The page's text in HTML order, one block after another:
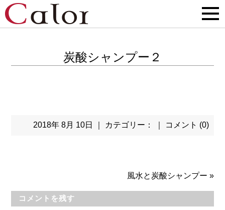
炭酸シャンプー２
2018年 8月 10日 ｜ カテゴリー： ｜ コメント (0)
風水と炭酸シャンプー »
コメントを残す